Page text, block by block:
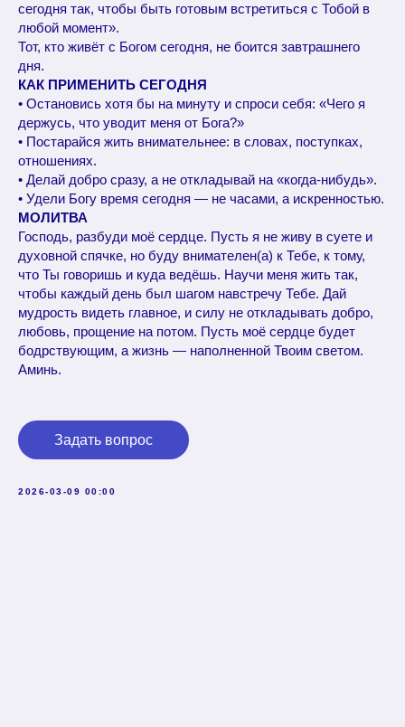
сегодня так, чтобы быть готовым встретиться с Тобой в
любой момент».
Тот, кто живёт с Богом сегодня, не боится завтрашнего
дня.
КАК ПРИМЕНИТЬ СЕГОДНЯ
• Остановись хотя бы на минуту и спроси себя: «Чего я
держусь, что уводит меня от Бога?»
• Постарайся жить внимательнее: в словах, поступках,
отношениях.
• Делай добро сразу, а не откладывай на «когда-нибудь».
• Удели Богу время сегодня — не часами, а искренностью.
МОЛИТВА
Господь, разбуди моё сердце. Пусть я не живу в суете и
духовной спячке, но буду внимателен(а) к Тебе, к тому,
что Ты говоришь и куда ведёшь. Научи меня жить так,
чтобы каждый день был шагом навстречу Тебе. Дай
мудрость видеть главное, и силу не откладывать добро,
любовь, прощение на потом. Пусть моё сердце будет
бодрствующим, а жизнь — наполненной Твоим светом.
Аминь.
Задать вопрос
2026-03-09 00:00